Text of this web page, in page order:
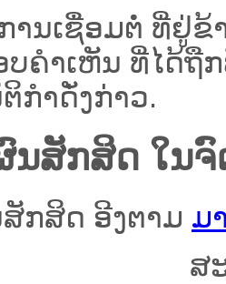
ນເຊື່ອມຕໍ່ ທີ່ຢູ່ຂ້
ຄຳເຫັນ ທີ່ໄດ້ຖື
ກຳດັ່ງກ່າວ.
ນສັກສິດ ໃນ
ກສິດ ອີງຕາມ ມ
ສ